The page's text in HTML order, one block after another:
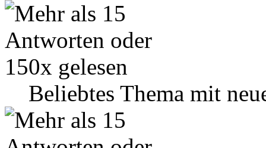
Beliebtes Thema mit